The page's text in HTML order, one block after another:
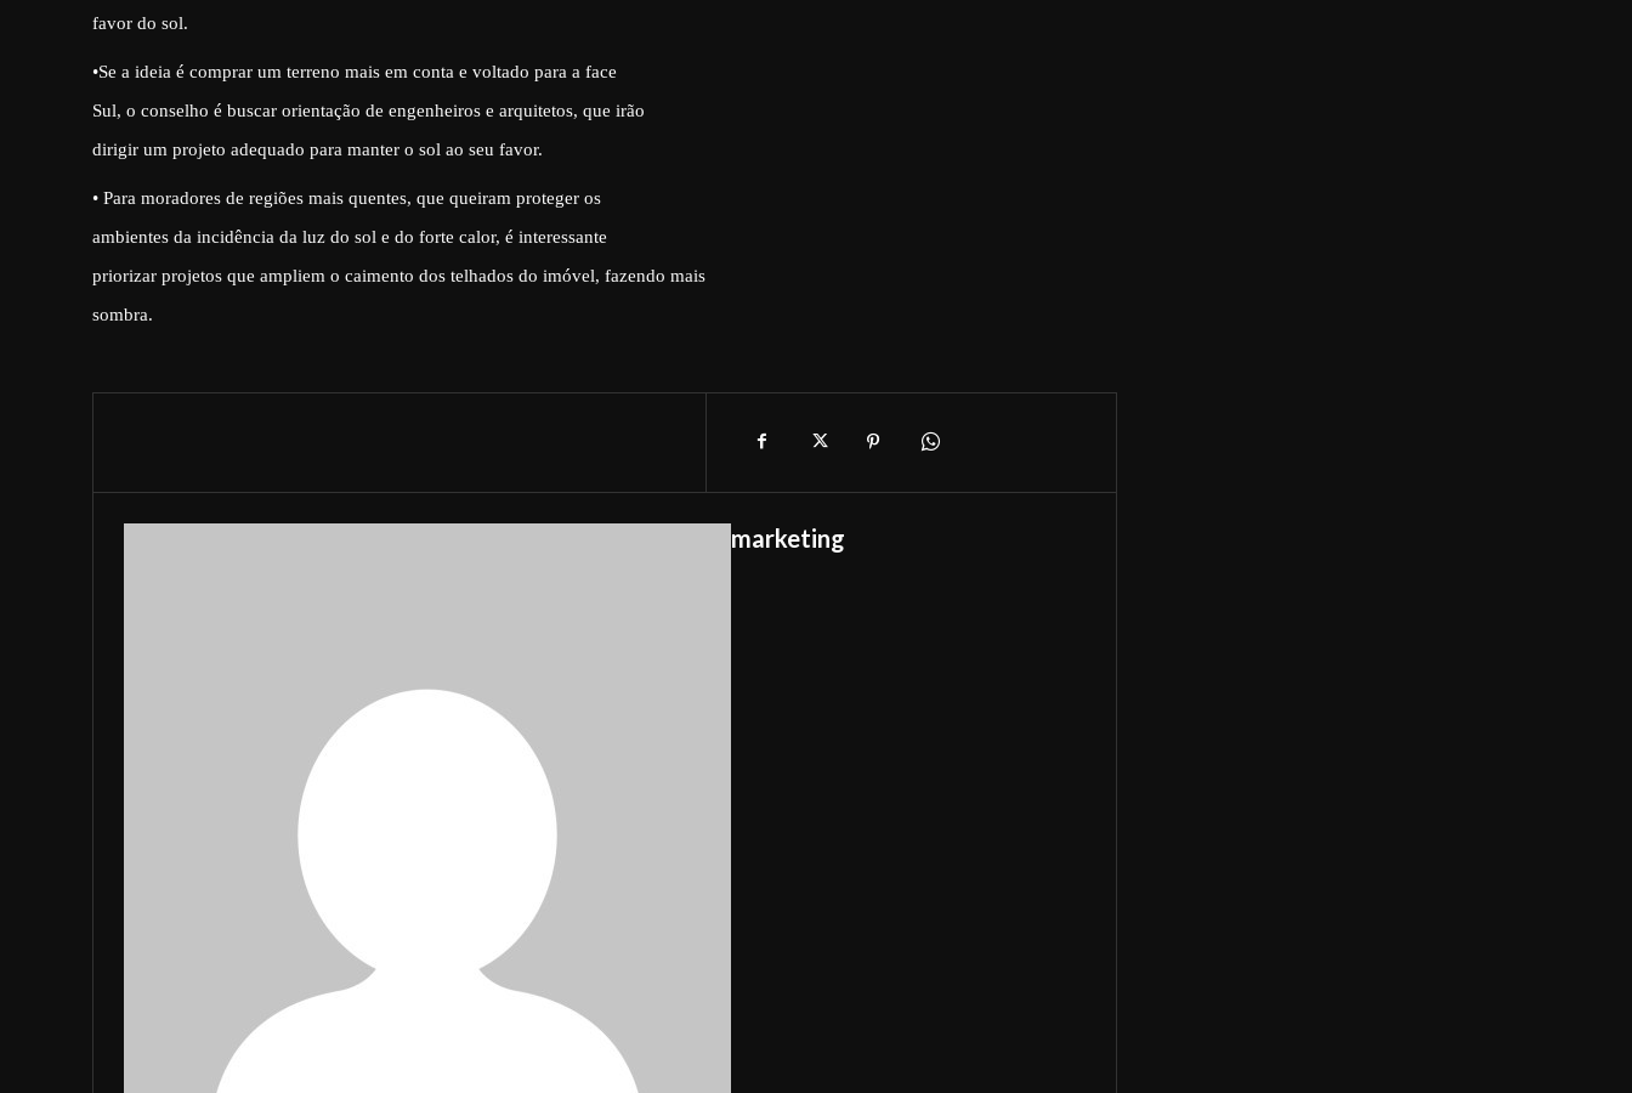
favor do sol.
•Se a ideia é comprar um terreno mais em conta e voltado para a face
Sul, o conselho é buscar orientação de engenheiros e arquitetos, que irão
dirigir um projeto adequado para manter o sol ao seu favor.
• Para moradores de regiões mais quentes, que queiram proteger os
ambientes da incidência da luz do sol e do forte calor, é interessante
priorizar projetos que ampliem o caimento dos telhados do imóvel, fazendo mais
sombra.
marketing